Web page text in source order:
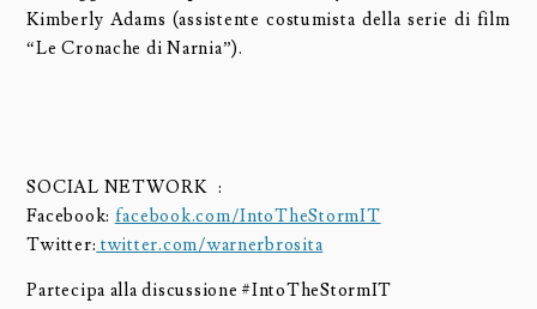
Kimberly Adams (assistente costumista della serie di film
“Le Cronache di Narnia”).
SOCIAL NETWORK :
Facebook: facebook.com/IntoTheStormIT
Twitter: twitter.com/warnerbrosita
Partecipa alla discussione #IntoTheStormIT